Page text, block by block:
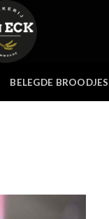
BELEGDE BROODJES